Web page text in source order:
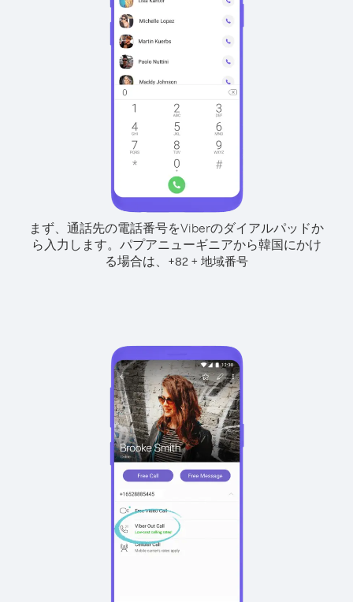
まず、通話先の電話番号をViberのダイアルパッドか
ら入力します。 パプアニューギニアから韓国にかけ
る場合は、 +82 + 地域番号